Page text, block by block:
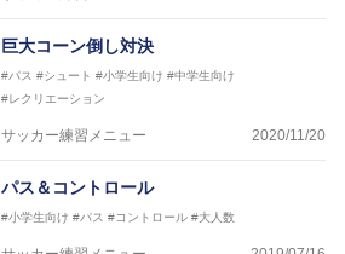
巨大コーン倒し対決
#パス #シュート #小学生向け #中学生向け
#レクリエーション
サッカー練習メニュー 2020/11/20
パス＆コントロール
#小学生向け #パス #コントロール #大人数